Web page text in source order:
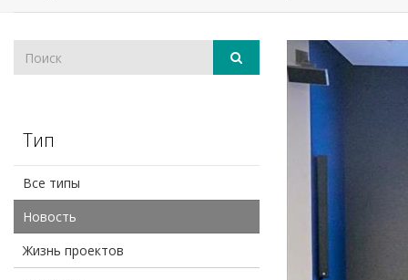
Тип
Все типы
Новость
Жизнь проектов